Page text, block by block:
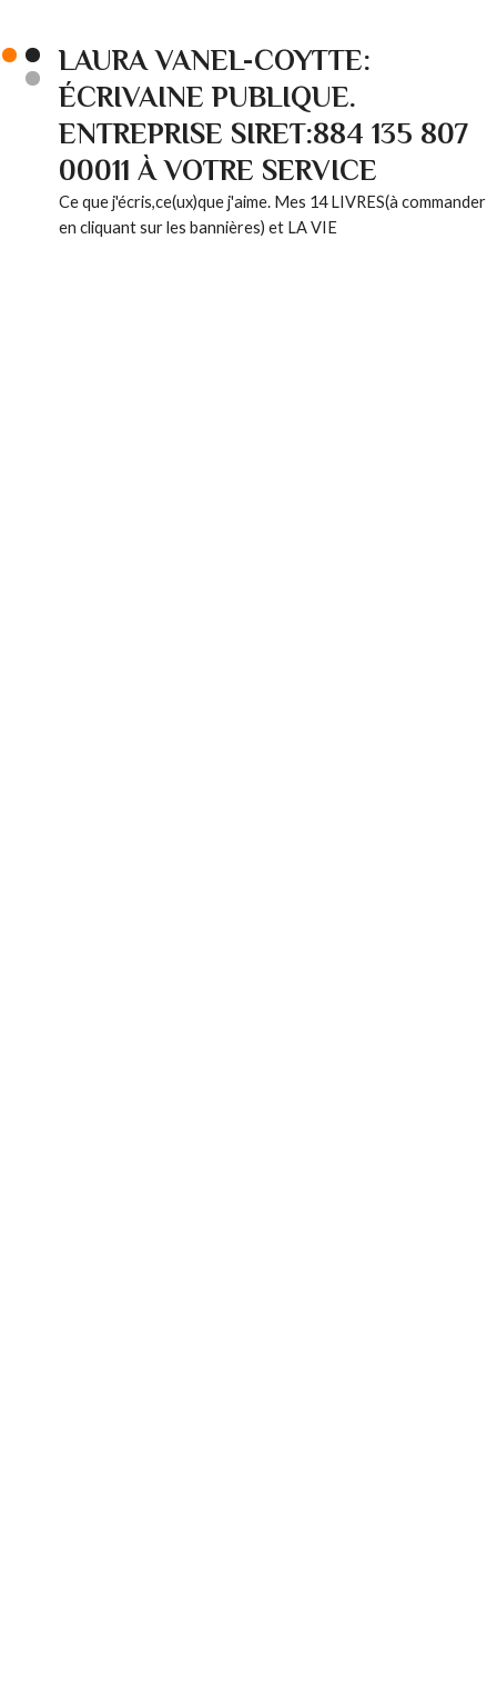
LAURA VANEL-COYTTE:
ÉCRIVAINE PUBLIQUE.
ENTREPRISE SIRET:884 135 807
00011 À VOTRE SERVICE
Ce que j'écris,ce(ux)que j'aime. Mes 14 LIVRES(à commander
en cliquant sur les bannières) et LA VIE